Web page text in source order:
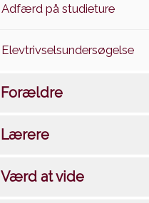
Adfærd på studieture
Elevtrivselsundersøgelse
Forældre
Lærere
Værd at vide